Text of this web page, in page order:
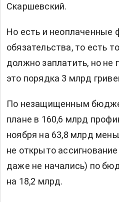
Скаршевский.
Но есть и неоплаченные
обязательства, то есть
должно заплатить, но не
это порядка 3 млрд
По незащищенным
плане в 160,6 млрд
ноября на 63,8 млрд
не открыто
даже не начались) по
на 18,2 млрд.